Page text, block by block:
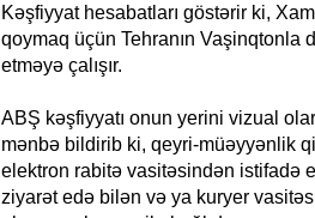
Kəşfiyyat hesabatları göstərir ki,
qoymaq üçün Tehranın Vaşinqtonla
etməyə çalışır.
ABŞ kəşfiyyatı onun yerini vizual
mənbə bildirib ki, qeyri-müəyyənlik
elektron rabitə vasitəsindən istifadə
ziyarət edə bilən və ya kuryer